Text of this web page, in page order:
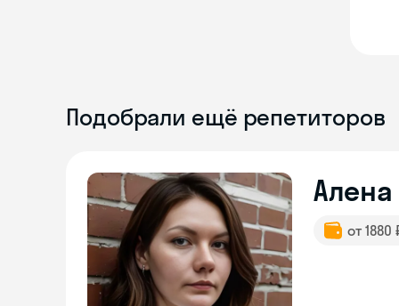
Подобрали ещё репетиторов
Алена
от